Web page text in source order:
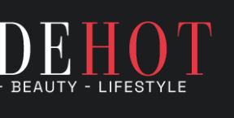
not be published.
Required fields